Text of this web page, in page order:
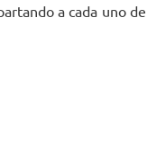
a cada uno de